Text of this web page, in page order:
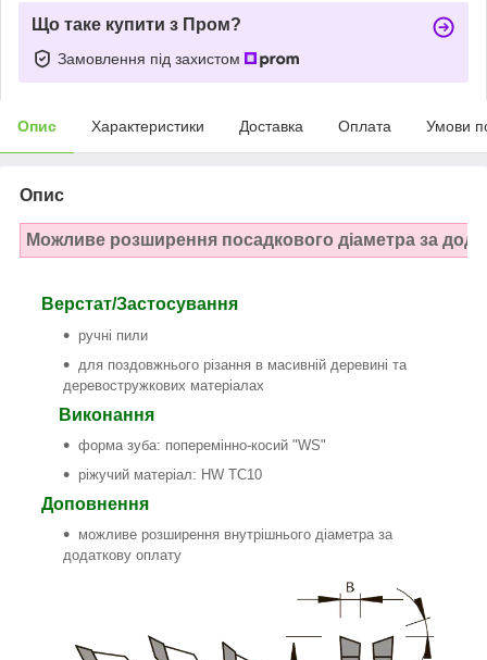
Що таке купити з Пром?
Замовлення під захистом
Опис Характеристики Доставка Оплата Умови
Опис
Можливе розширення посадкового діаметра за
Верстат/Застосування
ручні пили
для поздовжнього різання в масивній деревині та
деревостружкових матеріалах
Виконання
форма зуба: поперемінно-косий "WS"
ріжучий матеріал: HW TC10
Доповнення
можливе розширення внутрішнього діаметра за
додаткову оплату